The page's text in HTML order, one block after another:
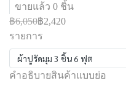
ขายแล้ว 0 ชิ้น
฿6,050฿2,420
รายการ
ผ้าปูรัดมุม 3 ชิ้น 6 ฟุต
คำอธิบายสินค้าแบบย่อ